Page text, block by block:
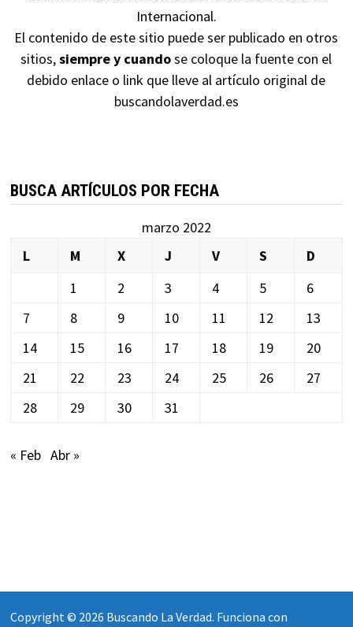
Internacional.
El contenido de este sitio puede ser publicado en otros
sitios,siempre y cuandose coloque la fuente con el
debido enlace o link que lleve al artículo original de
buscandolaverdad.es
BUSCA ARTÍCULOS POR FECHA
marzo 2022
L
M X J V S
D
1
2 3 4 5
6
7
8 9 10 11 12
13
14
15 16 17 18 19
20
21
22 23 24 25 26
27
28
29 30 31
« Feb Abr »
Copyright © 2026 Buscando La Verdad. Funciona con